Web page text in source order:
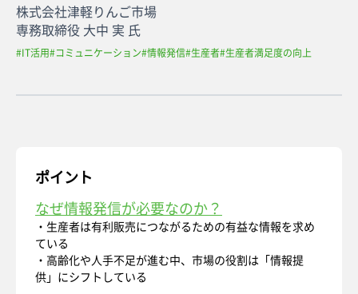
株式会社津軽りんご市場
専務取締役 大中 実 氏
#IT活用#コミュニケーション#情報発信#生産者#生産者満足度の向上
ポイント
なぜ情報発信が必要なのか？
・生産者は有利販売につながるための有益な情報を求め
ている
・高齢化や人手不足が進む中、市場の役割は「情報提
供」にシフトしている